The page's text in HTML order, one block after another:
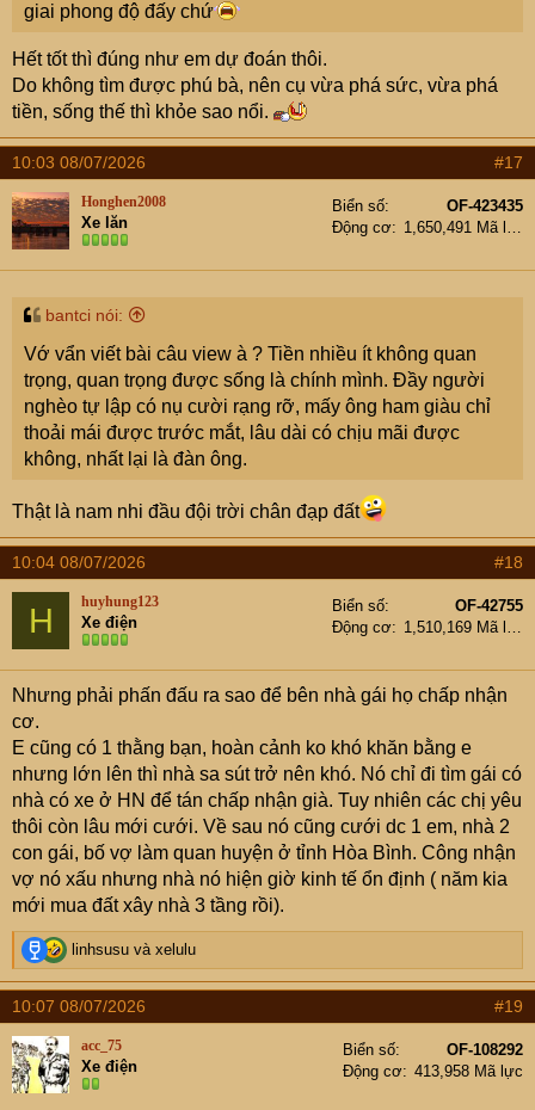
giai phong độ đấy chứ
Hết tốt thì đúng như em dự đoán thôi.
Do không tìm được phú bà, nên cụ vừa phá sức, vừa phá
tiền, sống thế thì khỏe sao nổi.
10:03 08/07/2026 #17
Honghen2008
Xe lăn
Biển số
OF-423435
Động cơ
1,650,491 Mã lực
bantci nói:
Vớ vẩn viết bài câu view à ? Tiền nhiều ít không quan
trọng, quan trọng được sống là chính mình. Đầy người
nghèo tự lập có nụ cười rạng rỡ, mấy ông ham giàu chỉ
thoải mái được trước mắt, lâu dài có chịu mãi được
không, nhất lại là đàn ông.
Thật là nam nhi đầu đội trời chân đạp đất
10:04 08/07/2026 #18
H huyhung123
Xe điện
Biển số
OF-42755
Động cơ
1,510,169 Mã lực
Nhưng phải phấn đấu ra sao để bên nhà gái họ chấp nhận
cơ.
E cũng có 1 thằng bạn, hoàn cảnh ko khó khăn bằng e
nhưng lớn lên thì nhà sa sút trở nên khó. Nó chỉ đi tìm gái có
nhà có xe ở HN để tán chấp nhận già. Tuy nhiên các chị yêu
thôi còn lâu mới cưới. Về sau nó cũng cưới dc 1 em, nhà 2
con gái, bố vợ làm quan huyện ở tỉnh Hòa Bình. Công nhận
vợ nó xấu nhưng nhà nó hiện giờ kinh tế ổn định ( năm kia
mới mua đất xây nhà 3 tầng rồi).
R
e
a
c
linhsusu và xelulu
10:07 08/07/2026 #19
acc_75
Xe điện
Biển số
OF-108292
Động cơ
413,958 Mã lực